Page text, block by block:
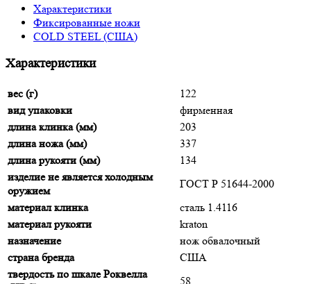
Характеристики
Фиксированные ножи
COLD STEEL (США)
Характеристики
вес (г)
122
вид упаковки
фирменная
длина клинка (мм)
203
длина ножа (мм)
337
длина рукояти (мм)
134
изделие не является холодным
оружием
ГОСТ Р 51644-2000
материал клинка
сталь 1.4116
материал рукояти
kraton
назначение
нож обвалочный
страна бренда
США
твердость по шкале Роквелла
58